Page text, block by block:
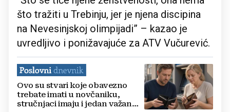
što tražiti u Trebinju, jer je njena discipina
na Nevesinjskoj olimpijadi” – kazao je
uvredljivo i ponižavajuće za ATV Vučurević.
Ovo su stvari koje obavezno
trebate imati u novčaniku,
stručnjaci imaju i jedan važan